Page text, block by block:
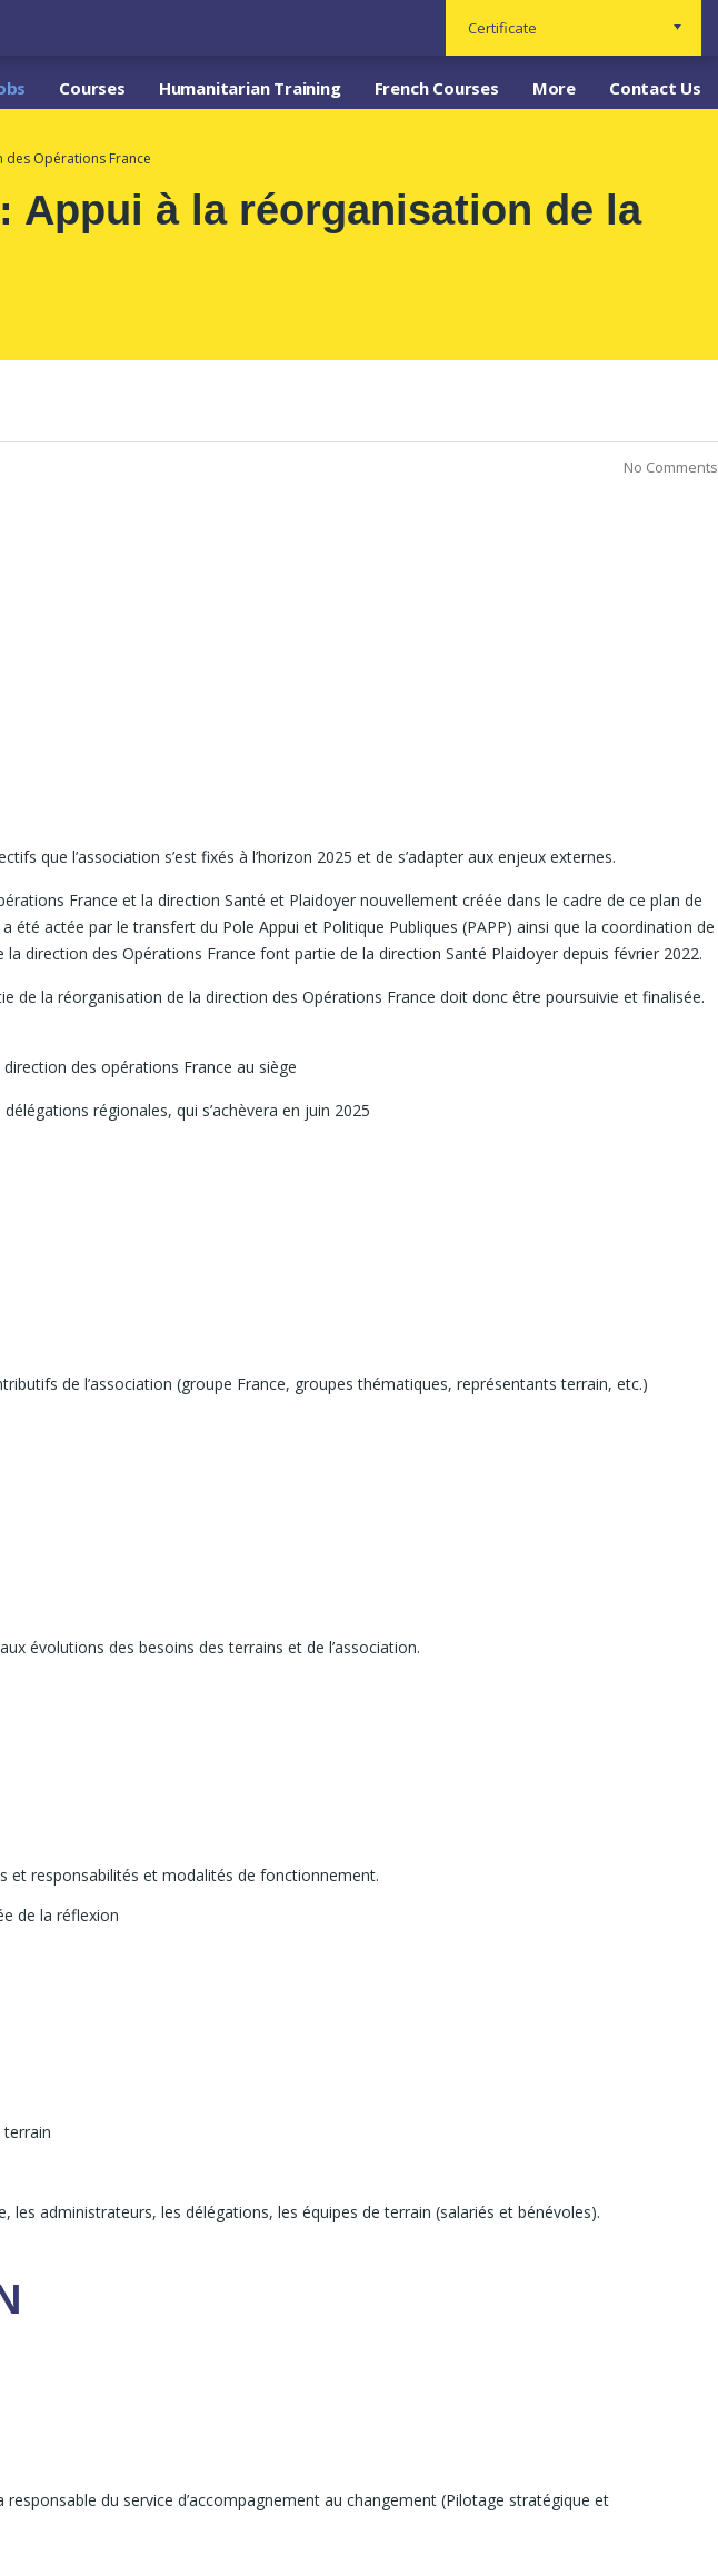
Certificate
Courses Humanitarian Training French Courses More Contact Us
des Opérations France
: Appui à la réorganisation de la
No Comments
que l’association s’est fixés à l’horizon 2025 et de s’adapter aux enjeux externes.
France et la direction Santé et Plaidoyer nouvellement créée dans le cadre de ce plan de
actée par le transfert du Pole Appui et Politique Publiques (PAPP) ainsi que la coordination de
direction des Opérations France font partie de la direction Santé Plaidoyer depuis février 2022.
la réorganisation de la direction des Opérations France doit donc être poursuivie et finalisée.
des opérations France au siège
régionales, qui s’achèvera en juin 2025
de l’association (groupe France, groupes thématiques, représentants terrain, etc.)
évolutions des besoins des terrains et de l’association.
et responsabilités et modalités de fonctionnement.
de la réflexion
terrain
administrateurs, les délégations, les équipes de terrain (salariés et bénévoles).
du service d’accompagnement au changement (Pilotage stratégique et